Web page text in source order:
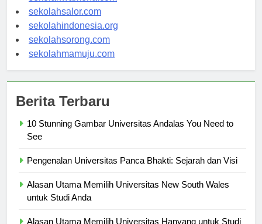
sekolahwamena.com
sekolahsalor.com
sekolahindonesia.org
sekolahsorong.com
10 Stunning Gambar Universitas Andalas You Need to
Alasan Utama Memilih Universitas New South Wales